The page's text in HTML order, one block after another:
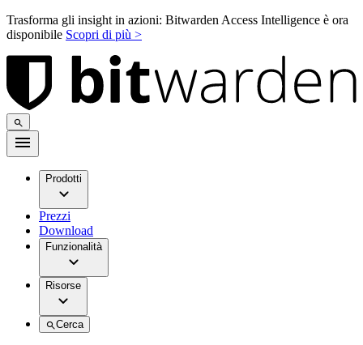
Trasforma gli insight in azioni: Bitwarden Access Intelligence è ora
disponibile Scopri di più >
Prodotti
Prezzi
Download
Funzionalità
Risorse
Cerca